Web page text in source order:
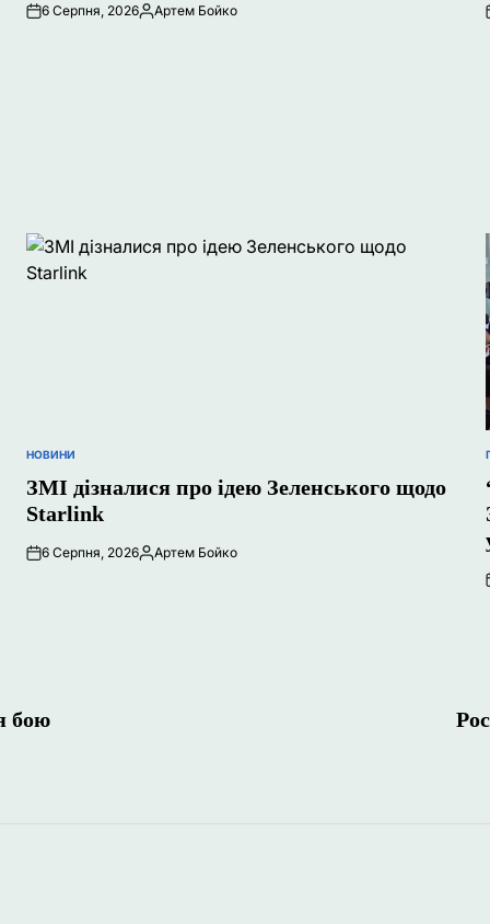
6 Серпня, 2026Опубліковано
Артем Бойко
ОПУБЛІКУВАТИ
НОВИНИ
ЗМІ дізналися про ідею Зеленського щодо
Starlink
6 Серпня, 2026Опубліковано
Артем Бойко
бою